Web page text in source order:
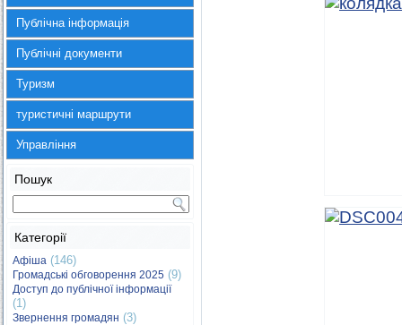
Публічна інформація
Публічні документи
Туризм
туристичні маршрути
Управління
Пошук
Категорії
Афіша (146)
Громадські обговорення 2025 (9)
Доступ до публічної інформації
(1)
Звернення громадян (3)